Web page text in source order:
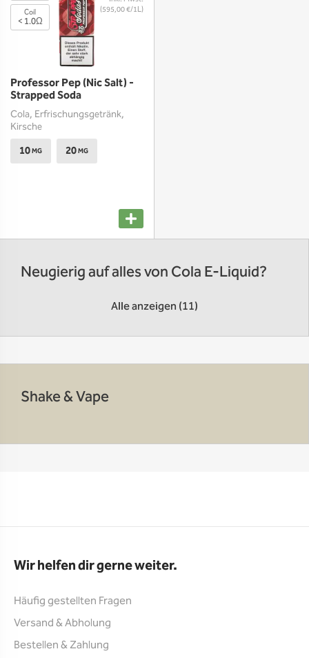
(595,00 €/1L)
Coil
< 1.0Ω
Professor Pep (Nic Salt) -
Strapped Soda
Cola, Erfrischungsgetränk,
Kirsche
10MG 20MG
Neugierig auf alles von Cola E-Liquid?
Alle anzeigen (11)
Shake & Vape
Wir helfen dir gerne weiter.
Häufig gestellten Fragen
Versand & Abholung
Bestellen & Zahlung